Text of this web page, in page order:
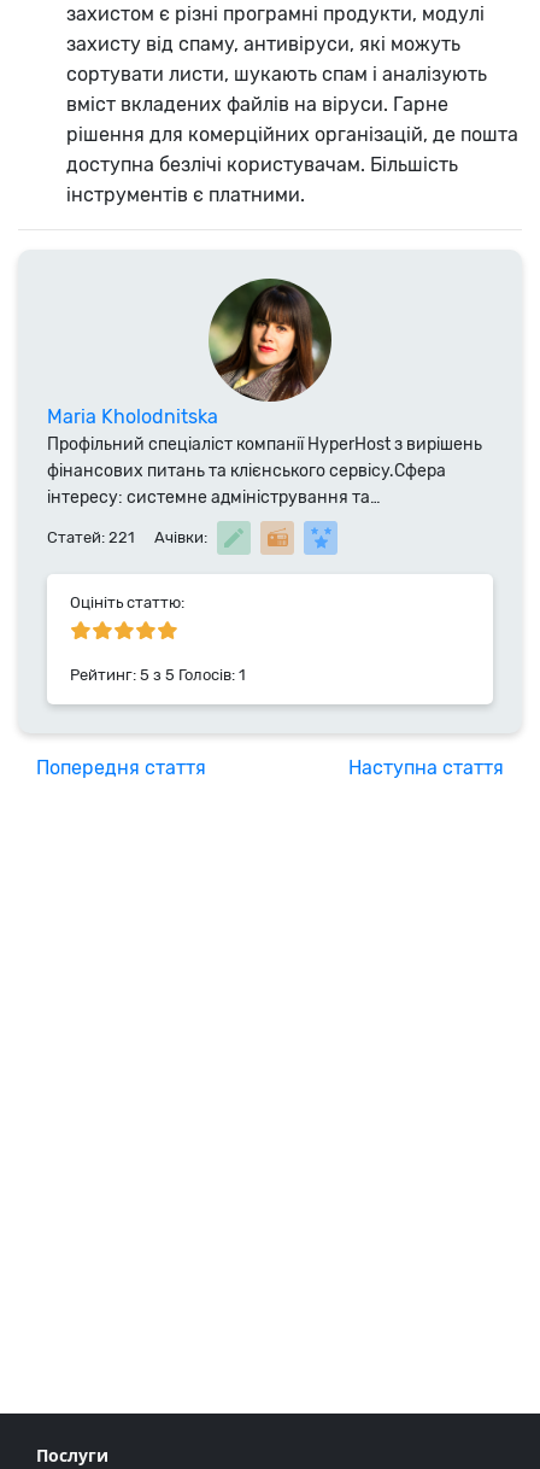
захистом є різні програмні продукти, модулі
захисту від спаму, антивіруси, які можуть
сортувати листи, шукають спам і аналізують
вміст вкладених файлів на віруси. Гарне
рішення для комерційних організацій, де пошта
доступна безлічі користувачам. Більшість
інструментів є платними.
Maria Kholodnitska
Профільний спеціаліст компанії HyperHost з вирішень
фінансових питань та клієнського сервісу.Сфера
інтересу: системне адміністрування та
спеціалізоване ПО. Випускниця ВНТУ, автор
публикацій в технічних журналах та учасник
різноманітних конференцій. Фахівець компанії
HyperHost.UA з 2019 року.
Статей: 221 Ачівки:
Оцініть статтю:
Рейтинг: 5 з 5 Голосів: 1
Попередня стаття Наступна стаття
Послуги